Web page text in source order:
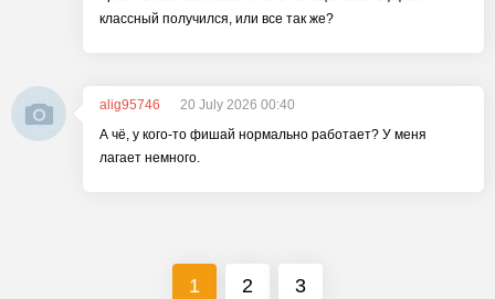
классный получился, или все так же?
alig95746
20 July 2026 00:40
А чё, у кого-то фишай нормально работает? У меня
лагает немного.
1 2 3